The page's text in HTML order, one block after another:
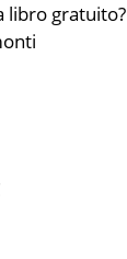
libro gratuito?